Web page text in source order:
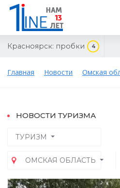
Красноярск: пробки 4
Главная Новости Омская
НОВОСТИ ТУРИЗМА
ТУРИЗМ
ОМСКАЯ ОБЛАСТЬ